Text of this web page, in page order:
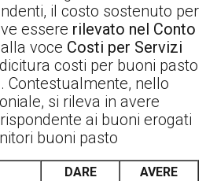
il costo sostenuto per
essere rilevato nel Conto
voce Costi per Servizi
costi per buoni pasto
Contestualmente, nello
si rileva in avere
ai buoni erogati
buoni pasto
DARE
AVERE